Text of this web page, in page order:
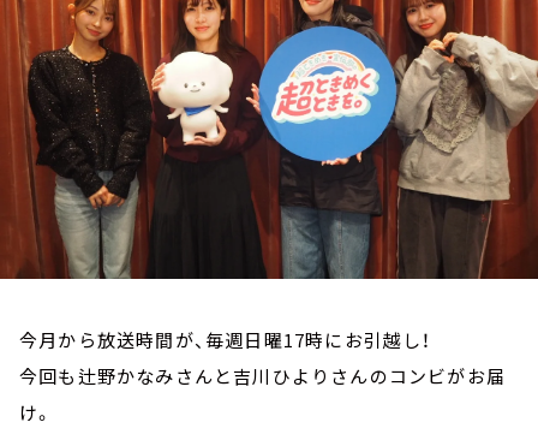
今月から放送時間が、毎週日曜17時にお引越し！
今回も辻野かなみさんと吉川ひよりさんのコンビがお届
け。